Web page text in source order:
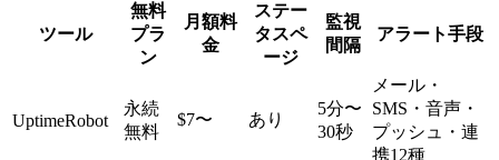
ツール
無料
プラ
ン
月額料
金
ステー
タスペ
ージ
監視
間隔
アラート手段
UptimeRobot
永続
無料
$7〜 あり
5分〜
30秒
メール・
SMS・音声・
プッシュ・連
携12種